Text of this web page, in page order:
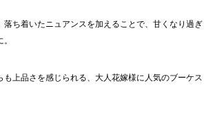
落ち着いたニュアンスを加えることで、甘くなり過ぎ
も上品さを感じられる、大人花嫁様に人気のブーケス